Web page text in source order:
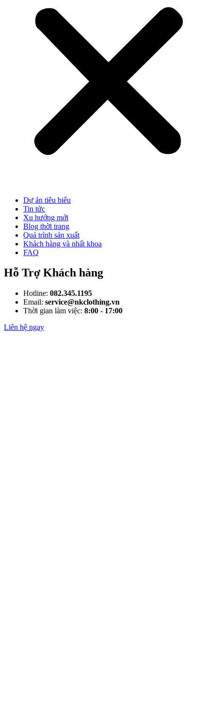
Dự án tiêu biểu
Tin tức
Xu hướng mới
Blog thời trang
Quá trình sản xuất
Khách hàng và nhất khoa
FAQ
Hỗ Trợ Khách hàng
Hotline: 082.345.1195
Email: service@nkclothing.vn
Thời gian làm việc: 8:00 - 17:00
Liên hệ ngay